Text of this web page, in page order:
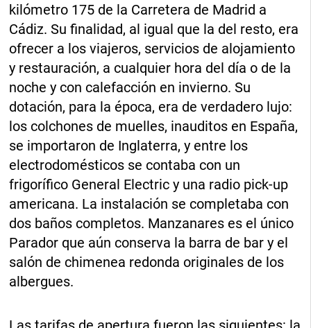
kilómetro 175 de la Carretera de Madrid a
Cádiz. Su finalidad, al igual que la del resto, era
ofrecer a los viajeros, servicios de alojamiento
y restauración, a cualquier hora del día o de la
noche y con calefacción en invierno. Su
dotación, para la época, era de verdadero lujo:
los colchones de muelles, inauditos en España,
se importaron de Inglaterra, y entre los
electrodomésticos se contaba con un
frigorífico General Electric y una radio pick-up
americana. La instalación se completaba con
dos baños completos. Manzanares es el único
Parador que aún conserva la barra de bar y el
salón de chimenea redonda originales de los
albergues.